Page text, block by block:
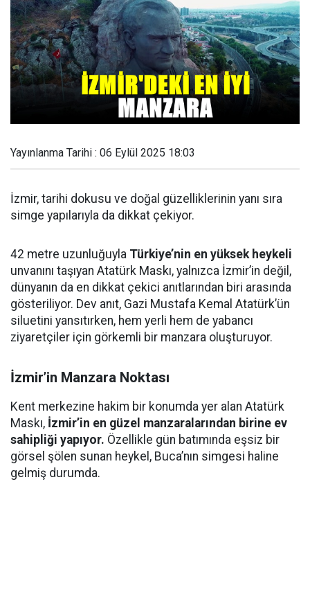
Yayınlanma Tarihi : 06 Eylül 2025 18:03
İzmir, tarihi dokusu ve doğal güzelliklerinin yanı sıra
simge yapılarıyla da dikkat çekiyor.
42 metre uzunluğuyla Türkiye’nin en yüksek heykeli
unvanını taşıyan Atatürk Maskı, yalnızca İzmir’in değil,
dünyanın da en dikkat çekici anıtlarından biri arasında
gösteriliyor. Dev anıt, Gazi Mustafa Kemal Atatürk’ün
siluetini yansıtırken, hem yerli hem de yabancı
ziyaretçiler için görkemli bir manzara oluşturuyor.
İzmir’in Manzara Noktası
Kent merkezine hakim bir konumda yer alan Atatürk
Maskı, İzmir’in en güzel manzaralarından birine ev
sahipliği yapıyor. Özellikle gün batımında eşsiz bir
görsel şölen sunan heykel, Buca’nın simgesi haline
gelmiş durumda.